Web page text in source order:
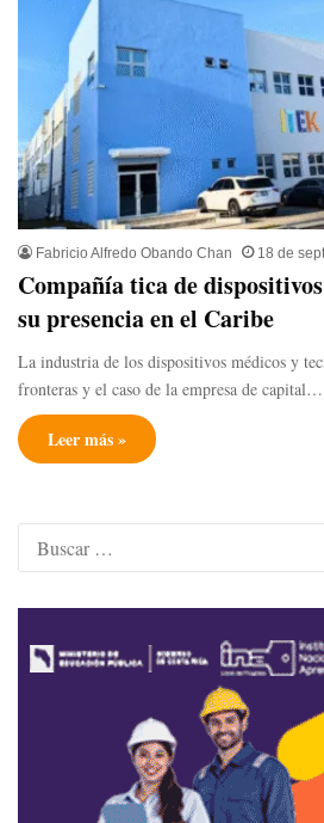
Fabricio Alfredo Obando Chan 18 de
Compañía tica de
su presencia en el Caribe
La industria de los dispositivos médicos y
fronteras y el caso de la empresa de capital…
Leer más »